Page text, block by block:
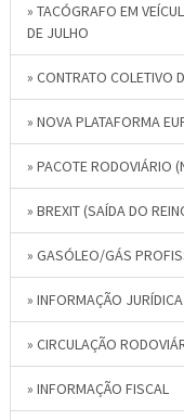
» TACÓGRAFO EM
DE JULHO
» CONTRATO COLETIVO
» NOVA PLATAFORMA
» PACOTE RODOVIÁRIO
» BREXIT (SAÍDA DO
» GASÓLEO/GÁS
» INFORMAÇÃO JURÍDICA
» CIRCULAÇÃO
» INFORMAÇÃO FISCAL